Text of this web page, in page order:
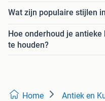
Wat zijn populaire stijlen
Hoe onderhoud je
te houden?
Home Antiek en